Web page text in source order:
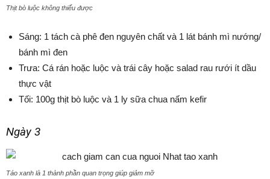
Thịt bò luộc không thiếu được
Sáng: 1 tách cà phê đen nguyên chất và 1 lát bánh mì nướng/
bánh mì đen
Trưa: Cá rán hoặc luộc và trái cây hoặc salad rau rưới ít dầu
thực vật
Tối: 100g thịt bò luộc và 1 ly sữa chua nấm kefir
Ngày 3
Táo xanh là 1 thành phần quan trọng giúp giảm mỡ